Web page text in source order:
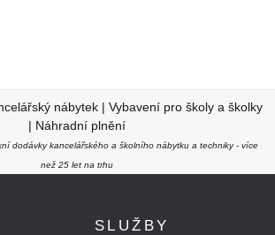
nábytek | Vybavení pro školy a školky
| Náhradní plnění
dodávky kancelářského a školního nábytku a techniky - více
než 25 let na trhu
SLUŽBY